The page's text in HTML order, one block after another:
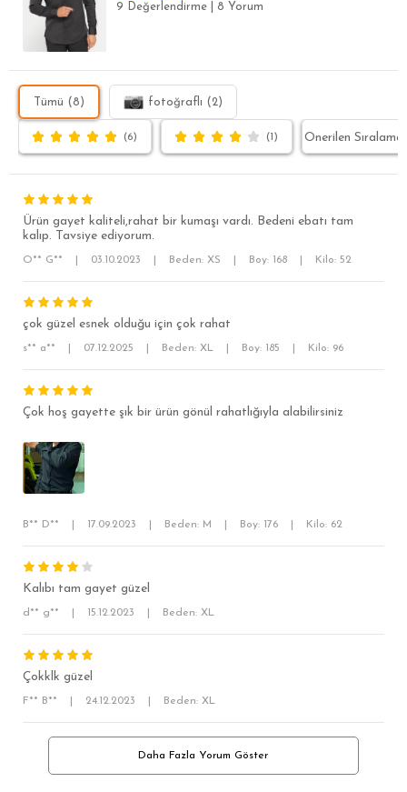
SÜPER SLİM FİT
KLASİK FİT
9 Değerlendirme 8 Yorum
Tümü (8) fotoğraflı (2)
(6) (1)
Ürün gayet kaliteli,rahat bir kumaşı vardı. Bedeni ebatı tam
kalıp. Tavsiye ediyorum.
O** G** 03.10.2023 Beden: XS Boy: 168 Kilo: 52
çok güzel esnek olduğu için çok rahat
s** a** 07.12.2025 Beden: XL Boy: 185 Kilo: 96
Çok hoş gayette şık bir ürün gönül rahatlığıyla alabilirsiniz
B** D** 17.09.2023 Beden: M Boy: 176 Kilo: 62
Kalıbı tam gayet güzel
d** g** 15.12.2023 Beden: XL
Çokklk güzel
F** B** 24.12.2023 Beden: XL
Daha Fazla Yorum Göster